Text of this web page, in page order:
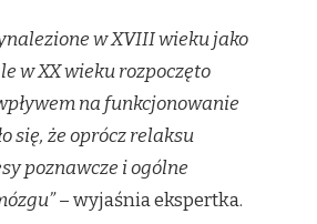
w XVIII wieku jako
w XX wieku rozpoczęto
na funkcjonowanie
się, że oprócz relaksu
poznawcze i ogólne
– wyjaśnia ekspertka.